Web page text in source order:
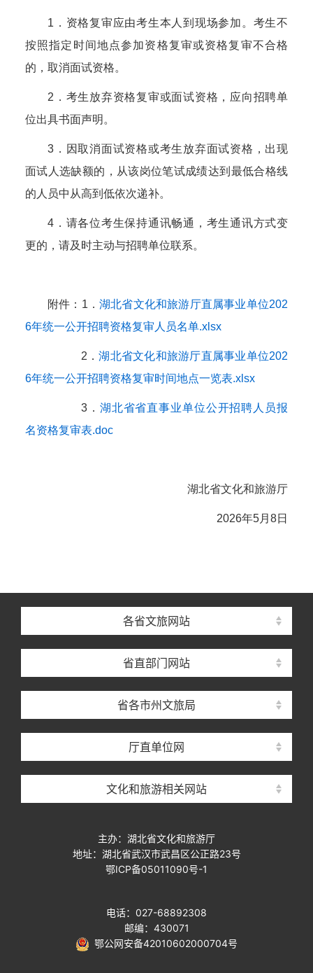
1．资格复审应由考生本人到现场参加。考生不
按照指定时间地点参加资格复审或资格复审不合格
的，取消面试资格。
2．考生放弃资格复审或面试资格，应向招聘单
位出具书面声明。
3．因取消面试资格或考生放弃面试资格，出现
面试人选缺额的，从该岗位笔试成绩达到最低合格线
的人员中从高到低依次递补。
4．请各位考生保持通讯畅通，考生通讯方式变
更的，请及时主动与招聘单位联系。
附件：1． 湖北省文化和旅游厅直属事业单位202
6年统一公开招聘资格复审人员名单.xlsx
2．湖北省文化和旅游厅直属事业单位202
6年统一公开招聘资格复审时间地点一览表.xlsx
3． 湖北省省直事业单位公开招聘人员报
名资格复审表.doc
湖北省文化和旅游厅
2026年5月8日
各省文旅网站
省直部门网站
省各市州文旅局
厅直单位网
文化和旅游相关网站
主办：湖北省文化和旅游厅
地址：湖北省武汉市武昌区公正路23号
鄂ICP备05011090号-1
电话：027-68892308
邮编：430071
鄂公网安备42010602000704号